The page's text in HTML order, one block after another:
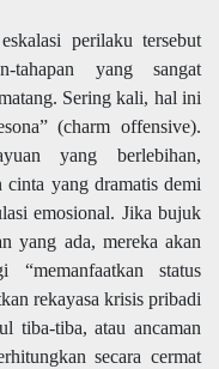
perilaku tersebut
tahapan yang sangat
Sering kali, hal ini
(charm offensive).
yang berlebihan,
cinta yang dramatis demi
emosional. Jika bujuk
yang ada, mereka akan
“memanfaatkan status
rekayasa krisis pribadi
tiba-tiba, atau ancaman
secara cermat